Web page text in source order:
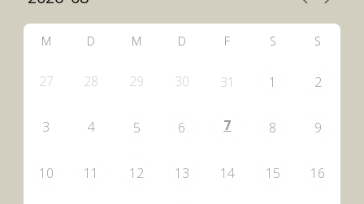
M D M D F S S
27 28 29 30 31 1 2
3 4 5 6 7 8 9
10 11 12 13 14 15 16